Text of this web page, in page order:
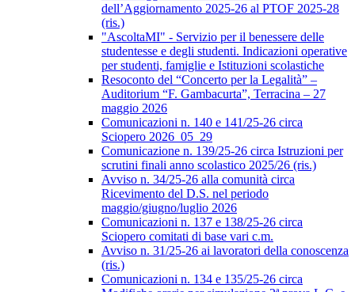
dell’Aggiornamento 2025-26 al PTOF 2025-28
(ris.)
"AscoltaMI" - Servizio per il benessere delle
studentesse e degli studenti. Indicazioni operative
per studenti, famiglie e Istituzioni scolastiche
Resoconto del “Concerto per la Legalità” –
Auditorium “F. Gambacurta”, Terracina – 27
maggio 2026
Comunicazioni n. 140 e 141/25-26 circa
Sciopero 2026_05_29
Comunicazione n. 139/25-26 circa Istruzioni per
scrutini finali anno scolastico 2025/26 (ris.)
Avviso n. 34/25-26 alla comunità circa
Ricevimento del D.S. nel periodo
maggio/giugno/luglio 2026
Comunicazioni n. 137 e 138/25-26 circa
Sciopero comitati di base vari c.m.
Avviso n. 31/25-26 ai lavoratori della conoscenza
(ris.)
Comunicazioni n. 134 e 135/25-26 circa